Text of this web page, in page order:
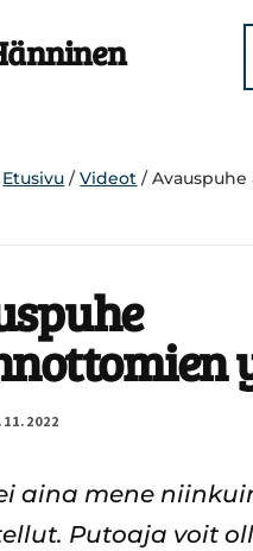
Etusivu / Videot /
aina mene
Putoaja voit